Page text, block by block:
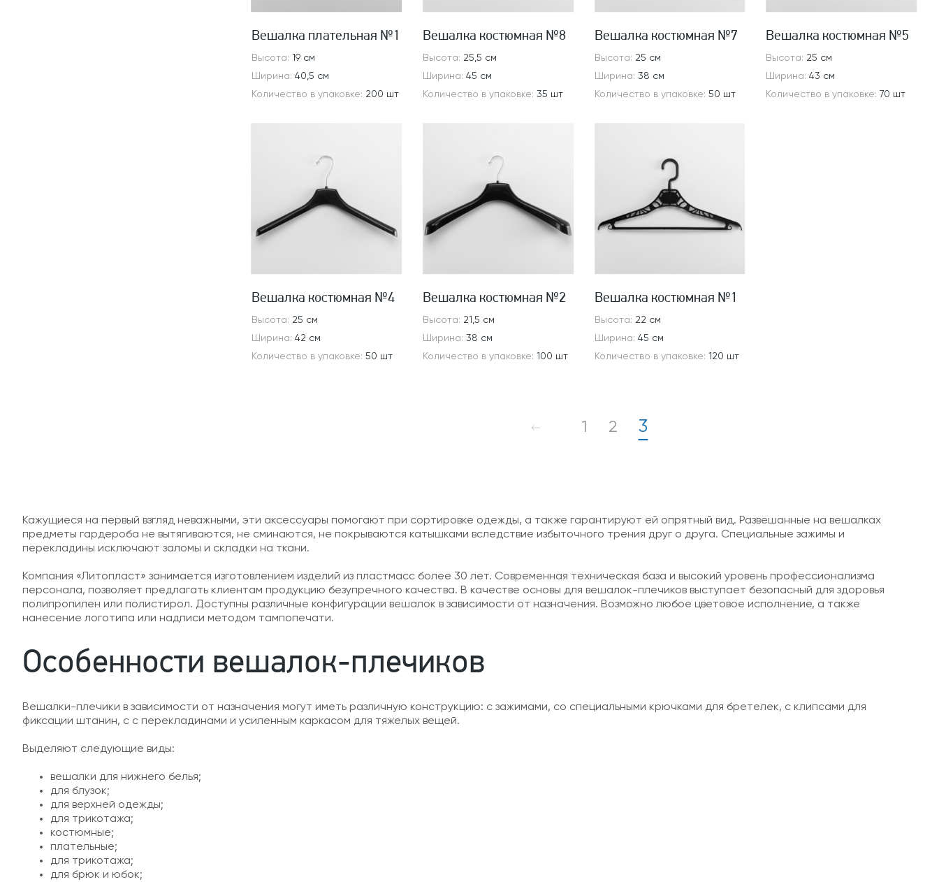
Вешалка плательная №1
Высота: 19 см
Ширина: 40,5 см
Количество в упаковке: 200 шт
Вешалка костюмная №8
Высота: 25,5 см
Ширина:45 см
Количество в упаковке:35 шт
Вешалка костюмная №7
Высота: 25 см
Ширина: 38 см
Количество в упаковке: 50 шт
Вешалка костюмная №5
Высота: 25 см
Ширина:43 см
Количество в упаковке: 70 шт
Вешалка костюмная №4
Высота: 25 см
Ширина: 42 см
Количество в упаковке: 50 шт
Вешалка костюмная №2
Высота: 21,5 см
Ширина:38 см
Количество в упаковке:100 шт
Вешалка костюмная №1
Высота: 22 см
Ширина: 45 см
Количество в упаковке: 120 шт
1 2 3
Кажущиеся на первый взгляд неважными, эти аксессуары помогают при сортировке одежды, а также гарантируют ей опрятный вид. Развешанные на вешалках
предметы гардероба не вытягиваются, не сминаются, не покрываются катышками вследствие избыточного трения друг о друга. Специальные зажимы и
перекладины исключают заломы и складки на ткани.
Компания «Литопласт» занимается изготовлением изделий из пластмасс более 30 лет. Современная техническая база и высокий уровень профессионализма
персонала, позволяет предлагать клиентам продукцию безупречного качества. В качестве основы для вешалок-плечиков выступает безопасный для здоровья
полипропилен или полистирол. Доступны различные конфигурации вешалок в зависимости от назначения. Возможно любое цветовое исполнение, а также
нанесение логотипа или надписи методом тампопечати.
Особенности вешалок-плечиков
Вешалки-плечики в зависимости от назначения могут иметь различную конструкцию: с зажимами, со специальными крючками для бретелек, с клипсами для
фиксации штанин, с с перекладинами и усиленным каркасом для тяжелых вещей.
Выделяют следующие виды:
вешалки для нижнего белья;
для блузок;
для верхней одежды;
для трикотажа;
костюмные;
плательные;
для трикотажа;
для брюк и юбок;